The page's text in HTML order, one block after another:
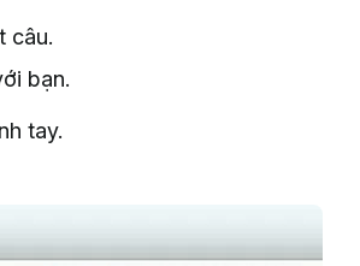
câu.
bạn.
tay.